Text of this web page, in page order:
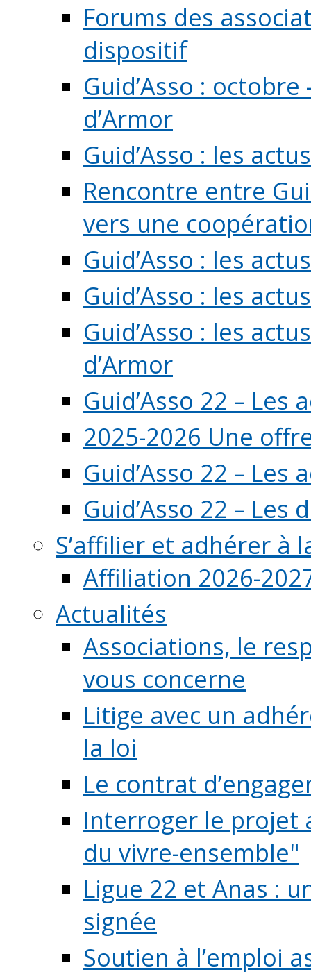
Forums des
dispositif
Guid’Asso :
d’Armor
Guid’Asso : les
Rencontre entre
vers une
Guid’Asso : les
Guid’Asso : les
Guid’Asso : les
d’Armor
Guid’Asso 22 – Les
2025-2026 Une
Guid’Asso 22 –
Guid’Asso 22 – Les
S’affilier et adhérer à
Affiliation 2026-
Actualités
Associations, le
vous concerne
Litige avec un
la loi
Le contrat
Interroger le projet
du vivre-ensemble"
Ligue 22 et Anas :
signée
Soutien à l’emploi